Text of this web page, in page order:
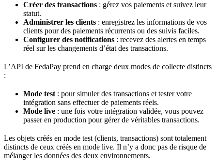
Créer des transactions : gérez vos paiements et suivez leur
statut.
Administrer les clients : enregistrez les informations de vos
clients pour des paiements récurrents ou des suivis faciles.
Configurer des notifications : recevez des alertes en temps
réel sur les changements d’état des transactions.
L’API de FedaPay prend en charge deux modes de collecte distincts
:
Mode test: pour simuler des transactions et tester votre
intégration sans effectuer de paiements réels.
Mode live : une fois votre intégration validée, vous pouvez
passer en production pour gérer de véritables transactions.
Les objets créés en mode test (clients, transactions) sont totalement
distincts de ceux créés en mode live. Il n’y a donc pas de risque de
mélanger les données des deux environnements.